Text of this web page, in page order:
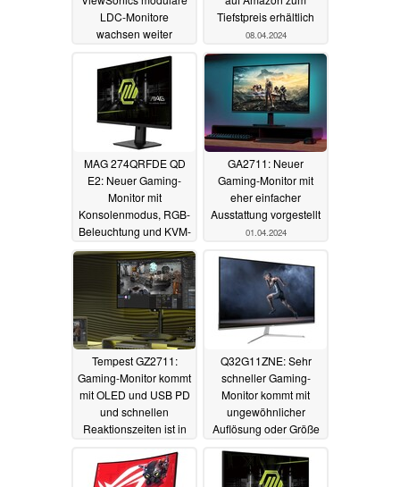
LDC-Monitore
wachsen weiter
Tiefstpreis erhältlich
08.04.2024
MAG 274QRFDE QD
E2: Neuer Gaming-
Monitor mit
Konsolenmodus, RGB-
Beleuchtung und KVM-
Switch ist ab sofort
erhältlich04.04.2024
GA2711: Neuer
Gaming-Monitor mit
eher einfacher
Ausstattung vorgestellt
01.04.2024
Tempest GZ2711:
Gaming-Monitor kommt
mit OLED und USB PD
und schnellen
Reaktionszeiten ist in
31.03.2024
Q32G11ZNE: Sehr
schneller Gaming-
Monitor kommt mit
ungewöhnlicher
Auflösung oder Größe
25.03.2024